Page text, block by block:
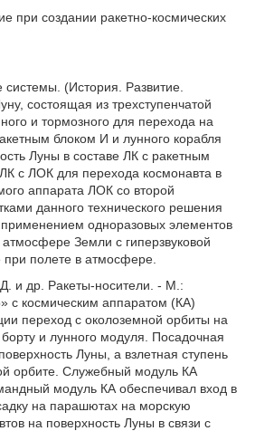
при создании ракетно-космических
(История. Развитие.
состоящая из трехступенчатой
и тормозного для перехода на
блоком И и лунного корабля
Луны в составе ЛК с ракетным
с ЛОК для перехода космонавта в
аппарата ЛОК со второй
данного технического решения
применением одноразовых элементов
Земли с гиперзвуковой
при полете в атмосфере.
и др. Ракеты-носители. - М.:
с космическим аппаратом (КА)
переход с околоземной орбиты на
и лунного модуля. Посадочная
Луны, а взлетная ступень
орбите. Служебный модуль КА
модуль КА обеспечивал вход в
на парашютах на морскую
на поверхность Луны в связи с